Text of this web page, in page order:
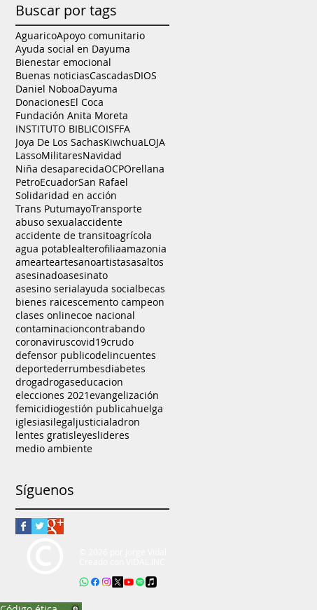
Buscar por tags
AguaricoApoyo comunitario
Ayuda social en Dayuma
Bienestar emocional
Buenas noticiasCascadasDIOS
Daniel NoboaDayuma
DonacionesEl Coca
Fundación Anita Moreta
INSTITUTO BIBLICOISFFA
Joya De Los SachasKiwchuaLOJA
LassoMilitaresNavidad
Niña desaparecidaOCPOrellana
PetroEcuadorSan Rafael
Solidaridad en acción
Trans PutumayoTransporte
abuso sexualaccidente
accidente de transitoagrícola
agua potablealterofiliaamazonia
amearteartesanoartistasasaltos
asesinadoasesinato
asesino serialayuda socialbecas
bienes raicescemento campeon
clases onlinecoe nacional
contaminacioncontrabando
coronaviruscovid19crudo
defensor publicodelincuentes
deportederrumbesdiabetes
drogadrogaseducacion
elecciones 2021evangelización
femicidiogestión publicahuelga
iglesiasilegaljusticialadron
lentes gratisleyeslideres
medio ambiente
Síguenos